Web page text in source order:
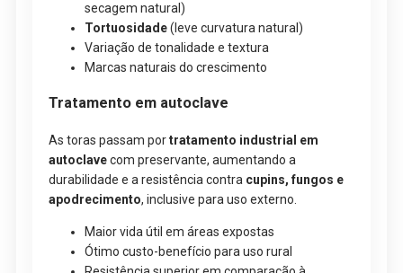
secagem natural)
Tortuosidade(leve curvatura natural)
Variação de tonalidade e textura
Marcas naturais do crescimento
Tratamento em autoclave
As toras passam portratamento industrial em
autoclavecom preservante, aumentando a
durabilidade e a resistência contra cupins, fungos e
apodrecimento, inclusive para uso externo.
Maior vida útil em áreas expostas
Ótimo custo-benefício para uso rural